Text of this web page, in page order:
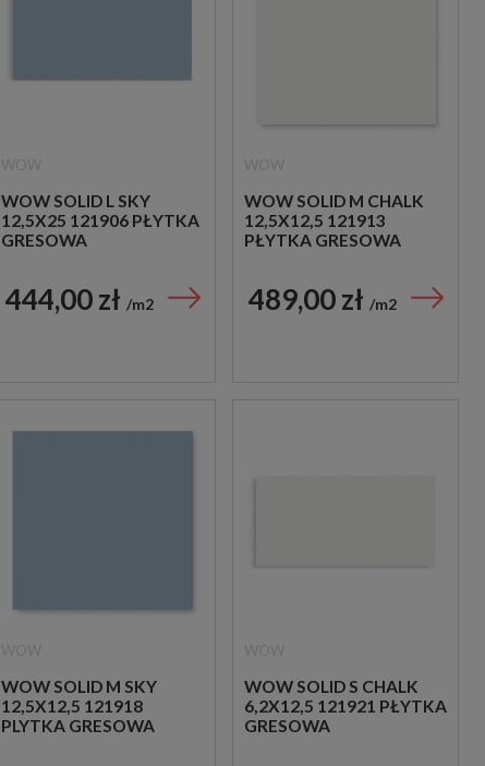
WOW SOLID L SKY
12,5X25 121906 PŁYTKA
GRESOWA
444,00 zł m2
WOW SOLID M CHALK
12,5X12,5 121913
PŁYTKA GRESOWA
489,00 zł m2
WOW SOLID M SKY
12,5X12,5 121918
PLYTKA GRESOWA
WOW SOLID S CHALK
6,2X12,5 121921 PŁYTKA
GRESOWA